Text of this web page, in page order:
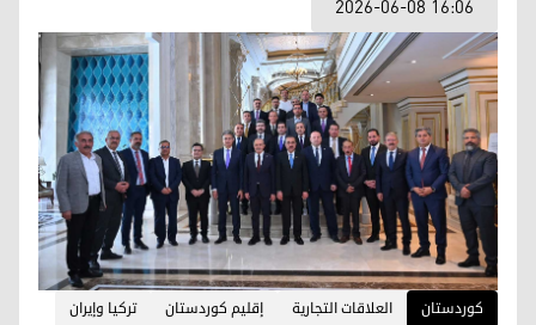
2026-06-08 16:06
کوردستان العلاقات التجارية إقليم كوردستان تركيا وإيران